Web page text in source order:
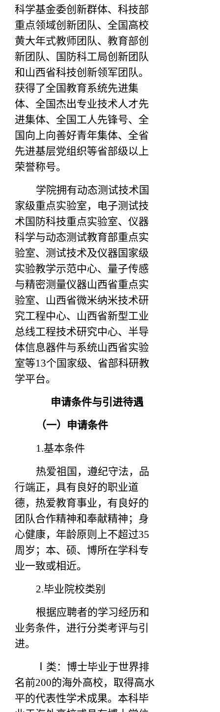
科学基金委创新群体、科技部
重点领域创新团队、全国高校
黄大年式教师团队、教育部创
新团队、国防科工局创新团队
和山西省科技创新领军团队。
获得了全国教育系统先进集
体、全国杰出专业技术人才先
进集体、全国工人先锋号、全
国向上向善好青年集体、全省
先进基层党组织等省部级以上
荣誉称号。
学院拥有动态测试技术国
家级重点实验室，电子测试技
术国防科技重点实验室、仪器
科学与动态测试教育部重点实
验室、测试技术及仪器国家级
实验教学示范中心、量子传感
与精密测量仪器山西省重点实
验室、山西省微米纳米技术研
究工程中心、山西省新型工业
总线工程技术研究中心、半导
体信息器件与系统山西省实验
室等13个国家级、省部科研教
学平台。
申请条件与引进待遇
（一）申请条件
1.基本条件
热爱祖国，遵纪守法，品
行端正，具有良好的职业道
德，热爱教育事业，有良好的
团队合作精神和奉献精神；身
心健康，年龄原则上不超过35
周岁；本、硕、博所在学科专
业一致或相近。
2.毕业院校类别
根据应聘者的学习经历和
业务条件，进行分类考评与引
进。
Ⅰ类：博士毕业于世界排
名前200的海外高校，取得高水
平的代表性学术成果。本科毕